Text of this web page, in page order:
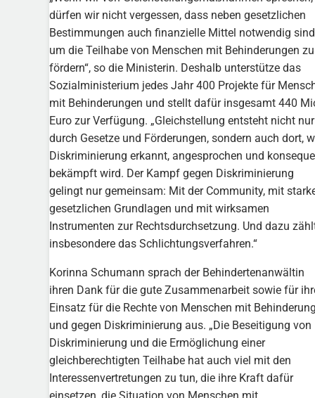
dürfen wir nicht vergessen, dass neben gesetzlichen
Bestimmungen auch finanzielle Mittel notwendig
um die Teilhabe von Menschen mit Behinderungen zu
fördern“, so die Ministerin. Deshalb unterstütze das
Sozialministerium jedes Jahr 400 Projekte für
mit Behinderungen und stellt dafür insgesamt 440
Euro zur Verfügung. „Gleichstellung entsteht nicht nur
durch Gesetze und Förderungen, sondern auch dort,
Diskriminierung erkannt, angesprochen und
bekämpft wird. Der Kampf gegen Diskriminierung
gelingt nur gemeinsam: Mit der Community, mit
gesetzlichen Grundlagen und mit wirksamen
Instrumenten zur Rechtsdurchsetzung. Und dazu
insbesondere das Schlichtungsverfahren.“
Korinna Schumann sprach der Behindertenanwältin
ihren Dank für die gute Zusammenarbeit sowie für
Einsatz für die Rechte von Menschen mit
und gegen Diskriminierung aus. „Die Beseitigung von
Diskriminierung und die Ermöglichung einer
gleichberechtigten Teilhabe hat auch viel mit den
Interessenvertretungen zu tun, die ihre Kraft dafür